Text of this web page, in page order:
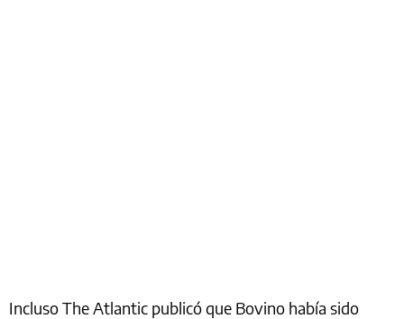
Incluso The Atlantic publicó que Bovino había sido